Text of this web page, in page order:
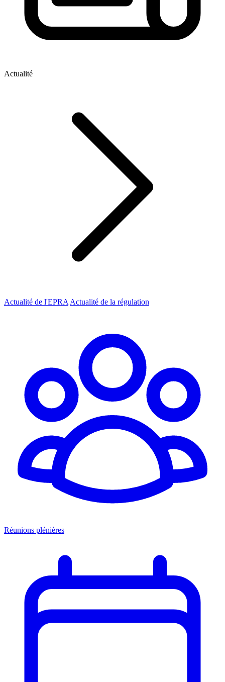
Actualité
Actualité de l'EPRA Actualité de la régulation
Réunions plénières